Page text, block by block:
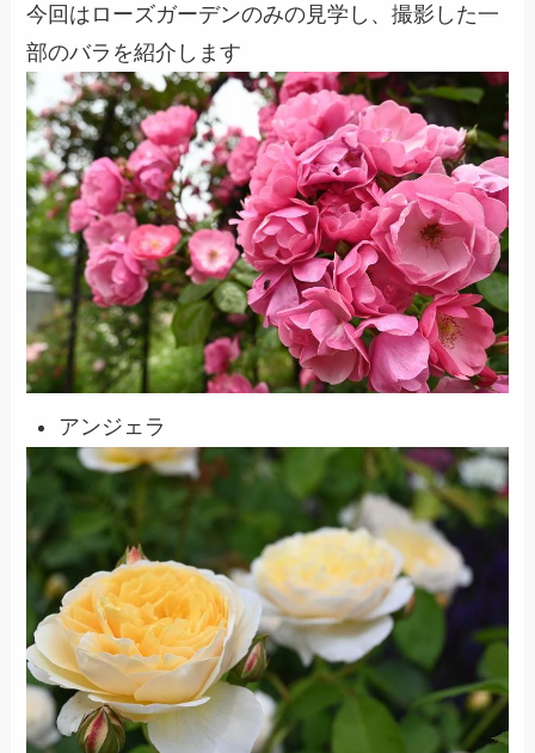
今回はローズガーデンのみの見学し、撮影した一
部のバラを紹介します
アンジェラ